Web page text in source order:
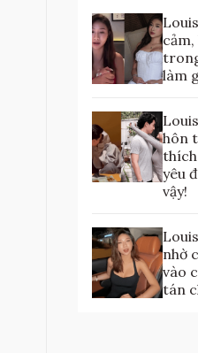
làm
hôn
thích
yêu
vậy!
nhờ
vào
tán